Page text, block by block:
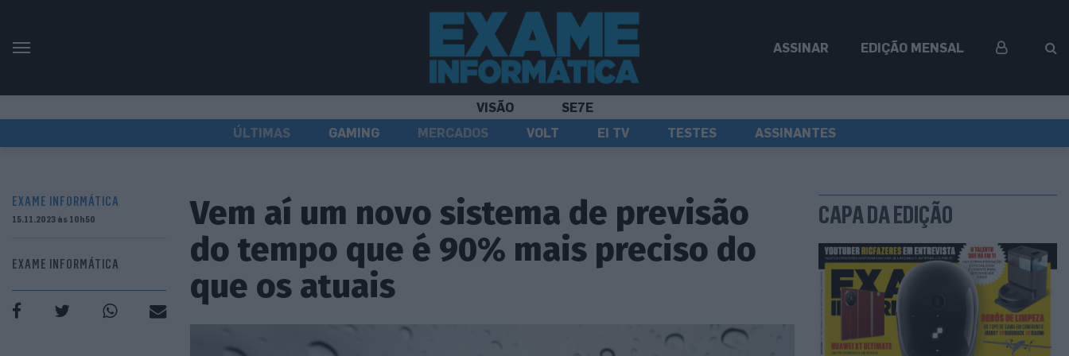
ASSINAR EDIÇÃO MENSAL
VISÃO
SE7E
ÚLTIMAS
GAMING MERCADOS VOLT EI TV TESTES ASSINANTES
EXAME INFORMÁTICA
15.11.2023 às 10h50
EXAME INFORMÁTICA
Vem aí um novo sistema de previsão
do tempo que é 90% mais preciso do
que os atuais
CAPA DA EDIÇÃO